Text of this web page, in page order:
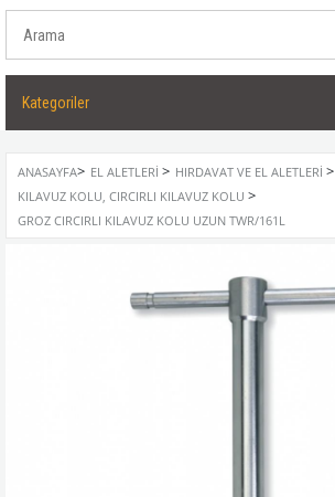
Kategoriler
ANASAYFA> EL ALETLERI > HIRDAVAT VE EL ALETLERI >
KILAVUZ KOLU, CIRCIRLI KILAVUZ KOLU >
GROZ CIRCIRLI KILAVUZ KOLU UZUN TWR/161L